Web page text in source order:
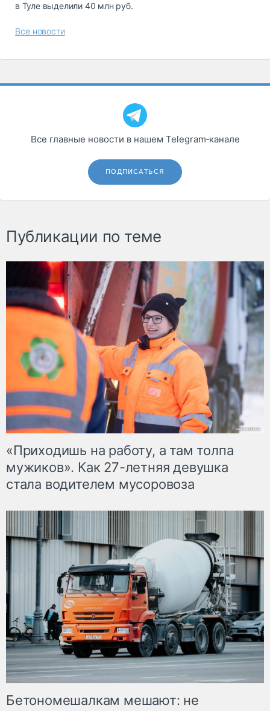
в Туле выделили 40 млн руб.
Все новости
Все главные новости в нашем Telegram‑канале
ПОДПИСАТЬСЯ
Публикации по теме
«Приходишь на работу, а там толпа
мужиков». Как 27-летняя девушка
стала водителем мусоровоза
Бетономешалкам мешают: не